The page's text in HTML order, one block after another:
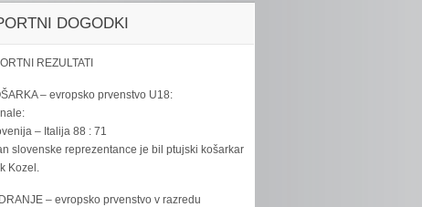
DOGODKI
REZULTATI
– evropsko prvenstvo U18:
– Italija 88 : 71
slovenske reprezentance je bil ptujski košarkar
Kozel.
– evropsko prvenstvo v razredu